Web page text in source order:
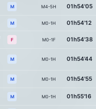
M M4-5H 01h54'05
M M0-1H 01h54'12
F M0-1F 01h54'38
M M0-1H 01h54'44
M M0-1H 01h54'55
M M0-1H 01h55'16